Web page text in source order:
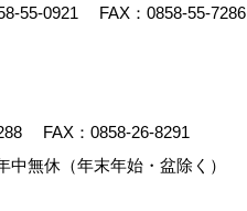
55-0921
FAX：0858-55-7286
FAX：0858-26-8291
中無休（年末年始・盆除く）